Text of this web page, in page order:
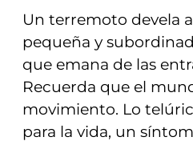
Un terremoto devela
pequeña y
que emana de las
Recuerda que el
movimiento. Lo
para la vida, un